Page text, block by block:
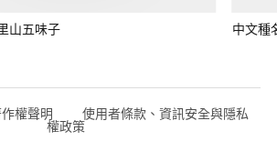
山五味子 中文種
權聲明 使用者條款、資訊安全與隱私
權政策